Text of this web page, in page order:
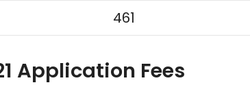
461
Application Fees